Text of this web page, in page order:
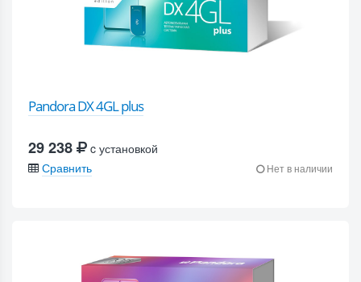
Pandora DX 4GL plus
29 238
c установкой
Сравнить
Нет в наличии